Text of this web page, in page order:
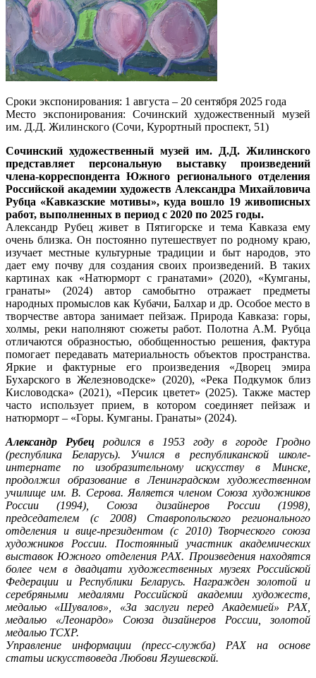
Сроки экспонирования: 1 августа – 20 сентября 2025 года
Место экспонирования: Сочинский художественный музей
им. Д.Д. Жилинского (Сочи, Курортный проспект, 51)
Сочинский художественный музей им. Д.Д. Жилинского
представляет персональную выставку произведений
члена-корреспондента Южного регионального отделения
Российской академии художеств Александра Михайловича
Рубца «Кавказские мотивы», куда вошло 19 живописных
работ, выполненных в период с 2020 по 2025 годы.
Александр Рубец живет в Пятигорске и тема Кавказа ему
очень близка. Он постоянно путешествует по родному краю,
изучает местные культурные традиции и быт народов, это
дает ему почву для создания своих произведений. В таких
картинах как «Натюрморт с гранатами» (2020), «Кумганы,
гранаты» (2024) автор самобытно отражает предметы
народных промыслов как Кубачи, Балхар и др. Особое место в
творчестве автора занимает пейзаж. Природа Кавказа: горы,
холмы, реки наполняют сюжеты работ. Полотна А.М. Рубца
отличаются образностью, обобщенностью решения, фактура
помогает передавать материальность объектов пространства.
Яркие и фактурные его произведения «Дворец эмира
Бухарского в Железноводске» (2020), «Река Подкумок близ
Кисловодска» (2021), «Персик цветет» (2025). Также мастер
часто использует прием, в котором соединяет пейзаж и
натюрморт – «Горы. Кумганы. Гранаты» (2024).
Александр Рубец родился в 1953 году в городе Гродно
(республика Беларусь). Учился в республиканской школе-
интернате по изобразительному искусству в Минске,
продолжил образование в Ленинградском художественном
училище им. В. Серова. Является членом Союза художников
России (1994), Союза дизайнеров России (1998),
председателем (с 2008) Ставропольского регионального
отделения и вице-президентом (с 2010) Творческого союза
художников России. Постоянный участник академических
выставок Южного отделения РАХ. Произведения находятся
более чем в двадцати художественных музеях Российской
Федерации и Республики Беларусь. Награжден золотой и
серебряными медалями Российской академии художеств,
медалью «Шувалов», «За заслуги перед Академией» РАХ,
медалью «Леонардо» Союза дизайнеров России, золотой
медалью ТСХР.
Управление информации (пресс-служба) РАХ на основе
статьи искусствоведа Любови Ягушевской.